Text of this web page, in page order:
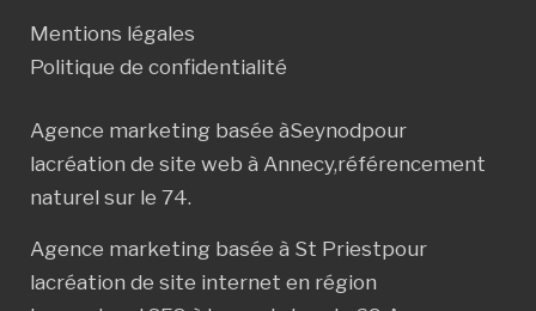
Mentions légales
Politique de confidentialité
Agence marketing basée àSeynodpour
lacréation de site web à Annecy,référencement
naturel sur le 74.
Agence marketing basée à St Priestpour
lacréation de site internet en région